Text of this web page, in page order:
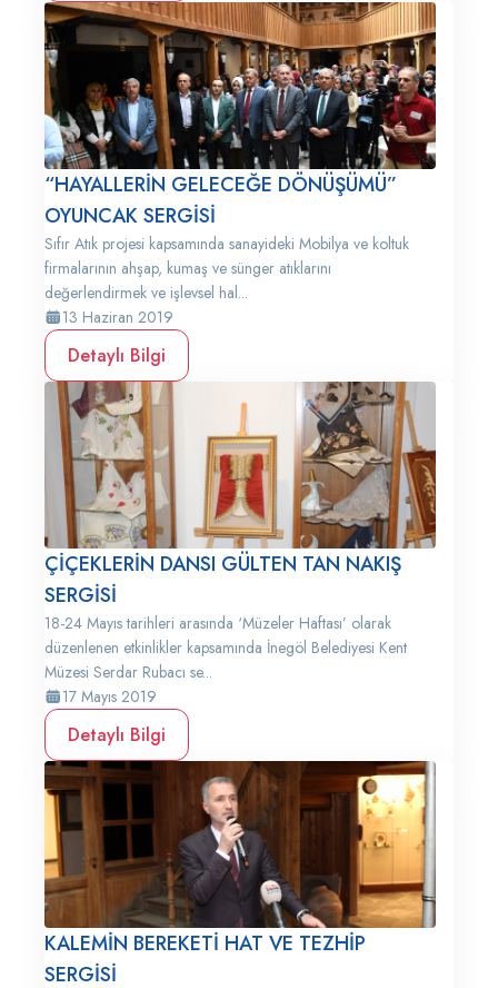
“HAYALLERİN GELECEĞE DÖNÜŞÜMÜ”
OYUNCAK SERGİSİ
Sıfır Atık projesi kapsamında sanayideki Mobilya ve koltuk
firmalarının ahşap, kumaş ve sünger atıklarını
değerlendirmek ve işlevsel hal...
13 Haziran 2019
Detaylı Bilgi
ÇİÇEKLERİN DANSI GÜLTEN TAN NAKIŞ
SERGİSİ
18-24 Mayıs tarihleri arasında ‘Müzeler Haftası’ olarak
düzenlenen etkinlikler kapsamında İnegöl Belediyesi Kent
Müzesi Serdar Rubacı se...
17 Mayıs 2019
Detaylı Bilgi
KALEMİN BEREKETİ HAT VE TEZHİP
SERGİSİ